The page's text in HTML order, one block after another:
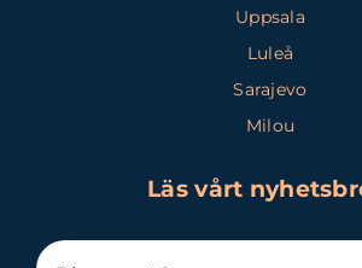
Uppsala
Luleå
Sarajevo
Milou
Läs vårt